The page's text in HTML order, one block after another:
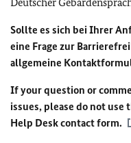
Sollte es sich bei Ihrer
eine Frage zur
allgemeine
If your question or
issues, please do not
Help Desk contact form.